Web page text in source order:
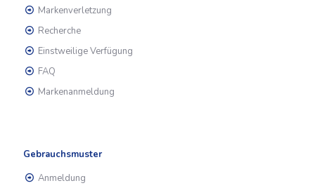
Markenverletzung
Recherche
Einstweilige Verfügung
FAQ
Markenanmeldung
Gebrauchsmuster
Anmeldung